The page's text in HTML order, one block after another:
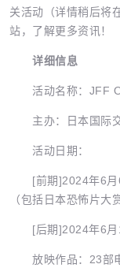
关活动（详情稍后将
站，了解更多资讯！
详细信息
活动名称：JFF
主办：日本国际
活动日期：
[前期]2024年6月6
（包括日本恐怖片大
[后期]2024年6月
放映作品：23部电